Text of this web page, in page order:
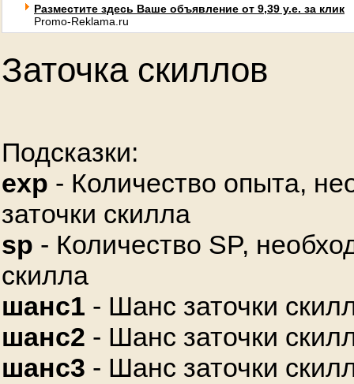
Разместите здесь Ваше объявление от 9,39 у.е. за клик
Promo-Reklama.ru
Заточка скиллов
Подсказки:
exp - Количество опыта,
заточки скилла
sp - Количество SP,
скилла
шанс1 - Шанс заточки
шанс2 - Шанс заточки
шанс3 - Шанс заточки